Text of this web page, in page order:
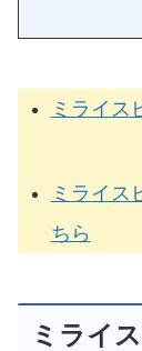
ミライス
ミライス
ちら
ミライ